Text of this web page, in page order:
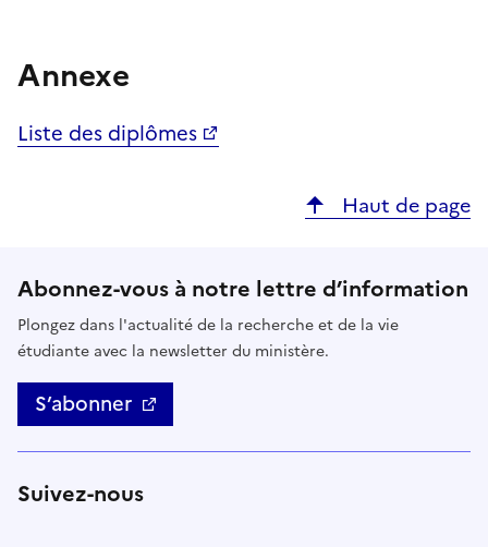
Annexe
Liste des diplômes
Haut de page
Abonnez-vous à notre lettre d’information
Plongez dans l'actualité de la recherche et de la vie
étudiante avec la newsletter du ministère.
S’abonner
Suivez-nous